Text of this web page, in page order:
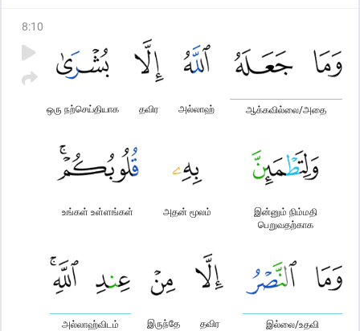
8:10
ஆக்கவில்லை/அதை
அல்லாஹ்
தவிர
ஒரு நற்செய்தியாக
இன்னும் நிம்மதி
பெறுவதற்காக
அதன் மூலம்
உங்கள் உள்ளங்கள்
இல்லை/உதவி
தவிர
இருந்தே
அல்லாஹ்விடம்